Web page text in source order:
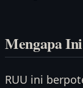
Mengapa
RUU ini